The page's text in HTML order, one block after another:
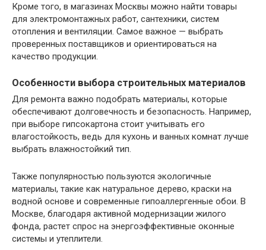
Кроме того, в магазинах Москвы можно найти товары
для электромонтажных работ, сантехники, систем
отопления и вентиляции. Самое важное — выбрать
проверенных поставщиков и ориентироваться на
качество продукции.
Особенности выбора строительных материалов
Для ремонта важно подобрать материалы, которые
обеспечивают долговечность и безопасность. Например,
при выборе гипсокартона стоит учитывать его
влагостойкость, ведь для кухонь и ванных комнат лучше
выбрать влажностойкий тип.
Также популярностью пользуются экологичные
материалы, такие как натуральное дерево, краски на
водной основе и современные гипоаллергенные обои. В
Москве, благодаря активной модернизации жилого
фонда, растет спрос на энергоэффективные оконные
системы и утеплители.